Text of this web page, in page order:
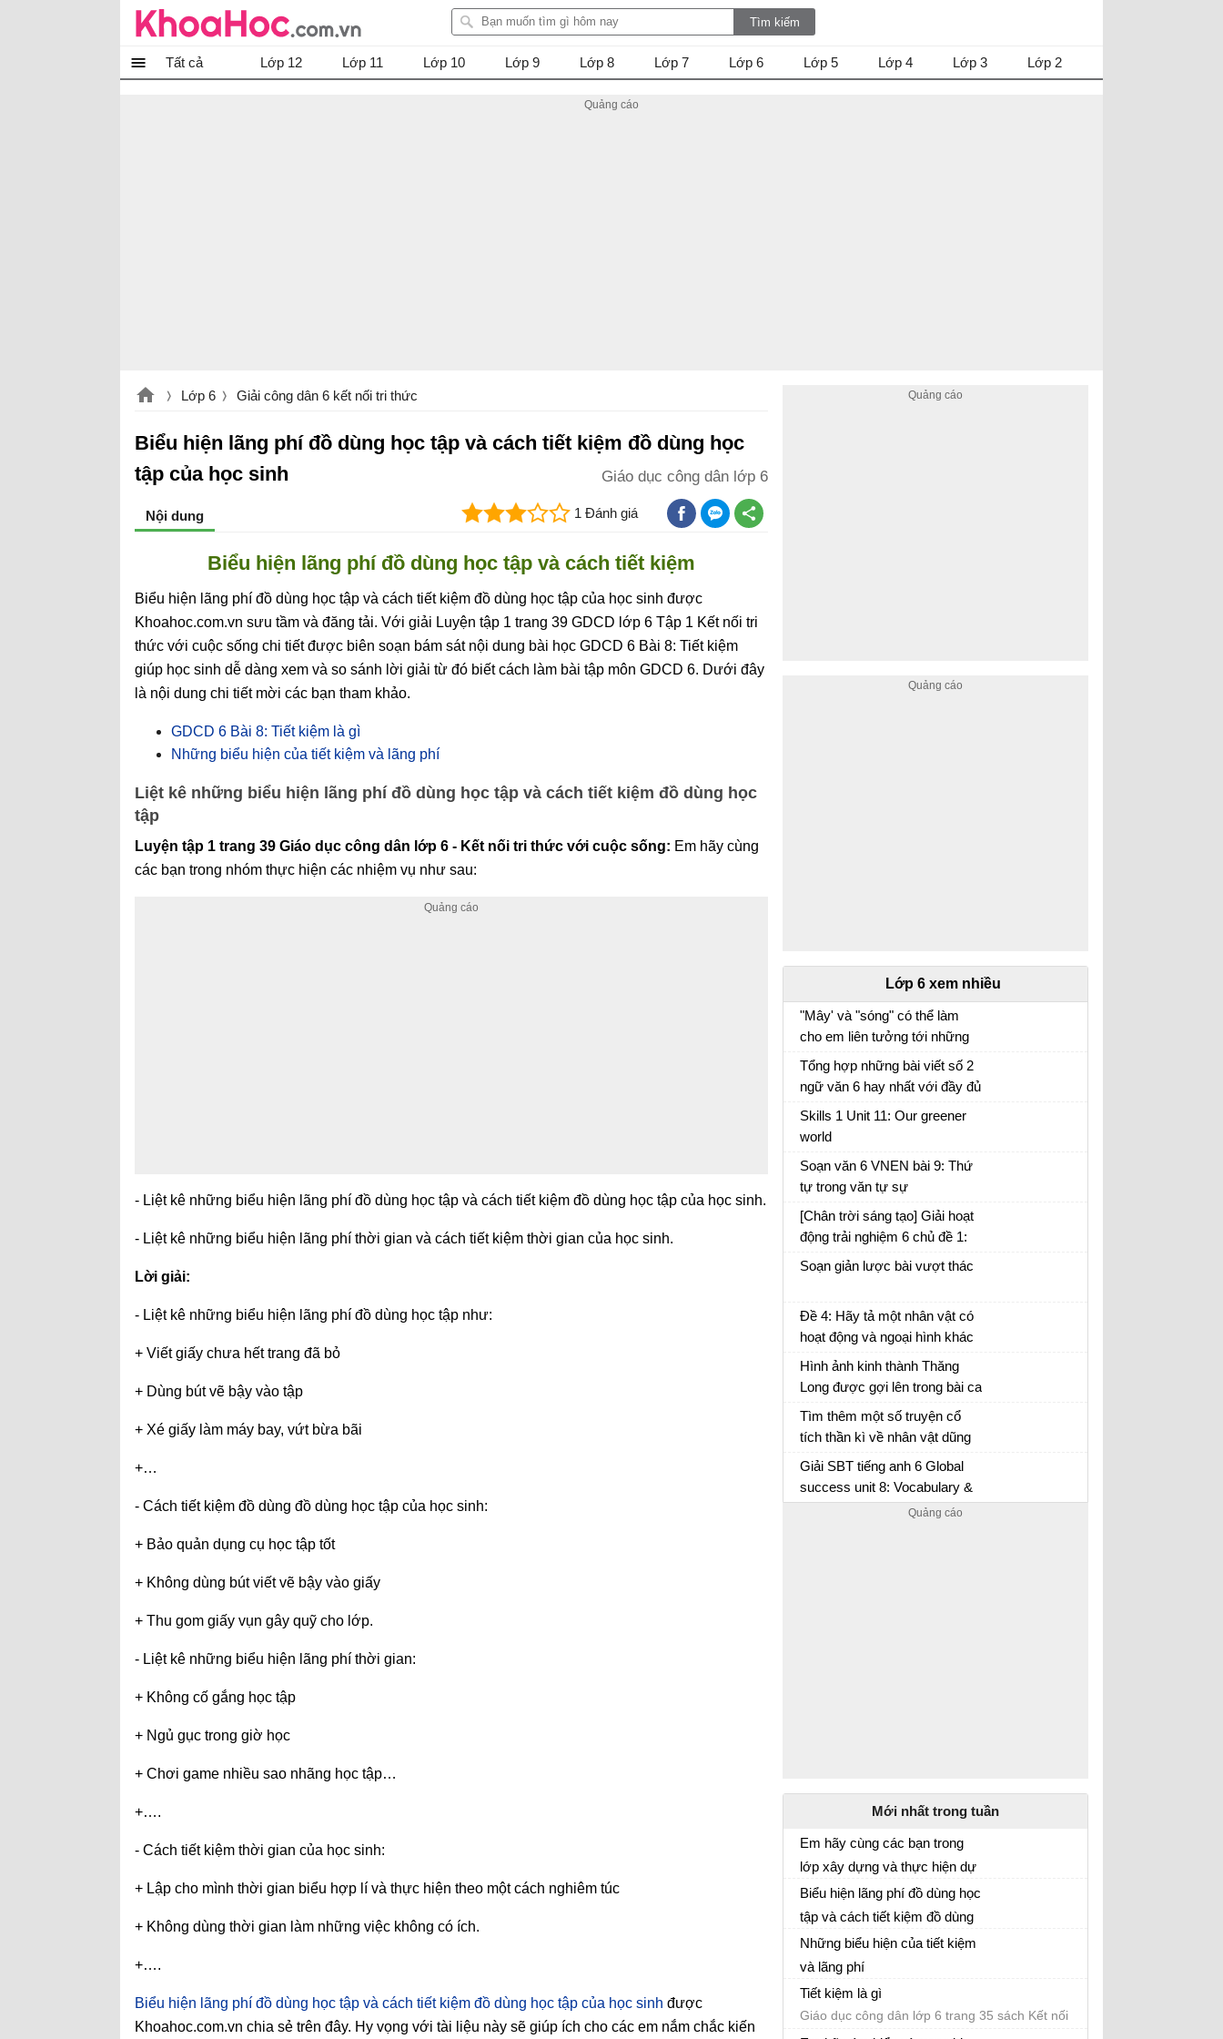
Tất cả Lớp 12 Lớp 11 Lớp 10 Lớp 9 Lớp 8 Lớp 7 Lớp 6 Lớp 5 Lớp 4 Lớp 3 Lớp 2
Lớp 6 Giải công dân 6 kết nối tri thức
Biểu hiện lãng phí đồ dùng học tập và cách tiết kiệm đồ dùng học
tập của học sinh
Giáo dục công dân lớp 6
Nội dung 1 Đánh giá
Biểu hiện lãng phí đồ dùng học tập và cách tiết kiệm
Biểu hiện lãng phí đồ dùng học tập và cách tiết kiệm đồ dùng học tập của học sinh được
Khoahoc.com.vn sưu tầm và đăng tải. Với giải Luyện tập 1 trang 39 GDCD lớp 6 Tập 1 Kết nối tri
thức với cuộc sống chi tiết được biên soạn bám sát nội dung bài học GDCD 6 Bài 8: Tiết kiệm
giúp học sinh dễ dàng xem và so sánh lời giải từ đó biết cách làm bài tập môn GDCD 6. Dưới đây
là nội dung chi tiết mời các bạn tham khảo.
GDCD 6 Bài 8: Tiết kiệm là gì
Những biểu hiện của tiết kiệm và lãng phí
Liệt kê những biểu hiện lãng phí đồ dùng học tập và cách tiết kiệm đồ dùng học
tập
Luyện tập 1 trang 39 Giáo dục công dân lớp 6 - Kết nối tri thức với cuộc sống: Em hãy cùng
các bạn trong nhóm thực hiện các nhiệm vụ như sau:
- Liệt kê những biểu hiện lãng phí đồ dùng học tập và cách tiết kiệm đồ dùng học tập của học sinh.
- Liệt kê những biểu hiện lãng phí thời gian và cách tiết kiệm thời gian của học sinh.
Lời giải:
- Liệt kê những biểu hiện lãng phí đồ dùng học tập như:
+ Viết giấy chưa hết trang đã bỏ
+ Dùng bút vẽ bậy vào tập
+ Xé giấy làm máy bay, vứt bừa bãi
+…
- Cách tiết kiệm đồ dùng đồ dùng học tập của học sinh:
+ Bảo quản dụng cụ học tập tốt
+ Không dùng bút viết vẽ bậy vào giấy
+ Thu gom giấy vụn gây quỹ cho lớp.
- Liệt kê những biểu hiện lãng phí thời gian:
+ Không cố gắng học tập
+ Ngủ gục trong giờ học
+ Chơi game nhiều sao nhãng học tập…
+….
- Cách tiết kiệm thời gian của học sinh:
+ Lập cho mình thời gian biểu hợp lí và thực hiện theo một cách nghiêm túc
+ Không dùng thời gian làm những việc không có ích.
+….
Biểu hiện lãng phí đồ dùng học tập và cách tiết kiệm đồ dùng học tập của học sinh được
Khoahoc.com.vn chia sẻ trên đây. Hy vọng với tài liệu này sẽ giúp ích cho các em nắm chắc kiến
Lớp 6 xem nhiều
"Mây' và "sóng" có thể làm
cho em liên tưởng tới những
đối tượng nào. Xác định biện
pháp tu từ được sử dụng
trong hình ảnh "bình minh
vàng", "vầng trăng bạc" và nêu
tác dụng của biện pháp tu từ
đó
Tổng hợp những bài viết số 2
ngữ văn 6 hay nhất với đầy đủ
các đề (5 đề)
Skills 1 Unit 11: Our greener
world
Soạn văn 6 VNEN bài 9: Thứ
tự trong văn tự sự
[Chân trời sáng tạo] Giải hoạt
động trải nghiệm 6 chủ đề 1:
Khám phá lứa tuổi và môi
trường học tập mới
Soạn giản lược bài vượt thác
Đề 4: Hãy tả một nhân vật có
hoạt động và ngoại hình khác
thường mà em đã có dịp quan
sát, đọc trong sách hoặc nghe
kể lại
Hình ảnh kinh thành Thăng
Long được gợi lên trong bài ca
dao số 1 có điểm gì đặc biệt?
Soạn văn 6 trang 61 Chân trời sáng tạo
Tìm thêm một số truyện cổ
tích thần kì về nhân vật dũng
sĩ cứu nguười bị hại. Kết thúc
các câu truyện đó có điểm
chung gì
Giải SBT tiếng anh 6 Global
success unit 8: Vocabulary &
Mới nhất trong tuần
Em hãy cùng các bạn trong
lớp xây dựng và thực hiện dự
án thực hành tiết kiệm “Làm
kế hoạch nhỏ”
GDCD lớp 6 Kết nối tri thức
Biểu hiện lãng phí đồ dùng học
tập và cách tiết kiệm đồ dùng
học tập của học sinh
Giáo dục công dân lớp 6
Những biểu hiện của tiết kiệm
và lãng phí
Giáo dục công dân lớp 6 trang 35 sách Kết nối
Tiết kiệm là gì
Giáo dục công dân lớp 6 trang 35 sách Kết nối